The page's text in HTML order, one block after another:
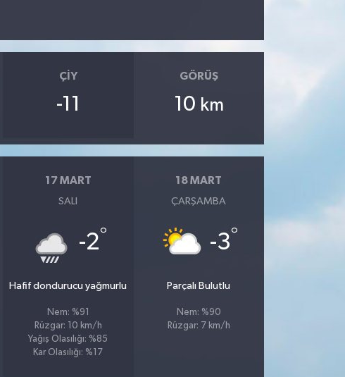
ÇIY
-11
GÖRÜŞ
10 km
17 MART
SALI
-2°
Hafif dondurucu yağmurlu
Nem: %91
Rüzgar: 10 km/h
Yağış Olasılığı: %85
Kar Olasılığı: %17
18 MART
ÇARŞAMBA
-3°
Parçalı Bulutlu
Nem: %90
Rüzgar: 7 km/h